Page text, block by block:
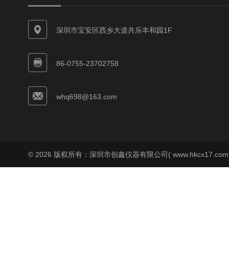
深圳市宝安区西乡大道共乐丰和园1F
86-0755-23702758
whq698@163.com
© 2026 版权所有：深圳市创鑫仪器有限公司(